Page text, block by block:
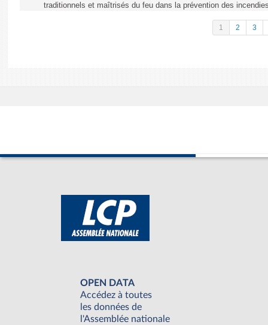
traditionnels et maîtrisés du feu dans la prévention des
1 2 3
OPEN DATA
Accédez à toutes
les données de
l'Assemblée nationale